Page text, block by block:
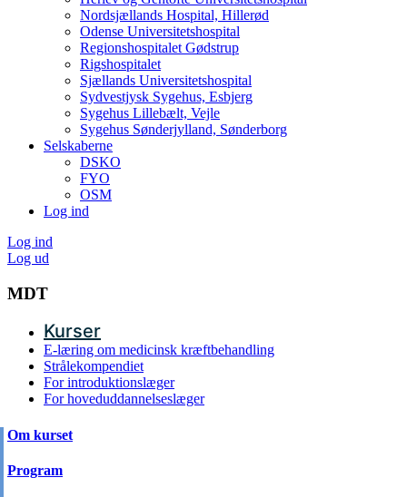
Nordsjællands Hospital, Hillerød
Odense Universitetshospital
Regionshospitalet Gødstrup
Rigshospitalet
Sjællands Universitetshospital
Sydvestjysk Sygehus, Esbjerg
Sygehus Lillebælt, Vejle
Sygehus Sønderjylland, Sønderborg
Selskaberne
DSKO
FYO
OSM
Log ind
Log ind
Log ud
MDT
Kurser
E-læring om medicinsk kræftbehandling
Strålekompendiet
For introduktionslæger
For hoveduddannelseslæger
Om kurset
Program